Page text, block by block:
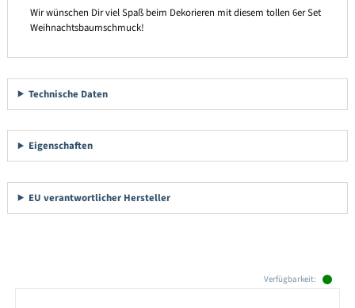
Wir wünschen Dir viel Spaß beim Dekorieren mit diesem tollen 6er Set
Weihnachtsbaumschmuck!
Technische Daten
Eigenschaften
EU verantwortlicher Hersteller
Verfügbarkeit: